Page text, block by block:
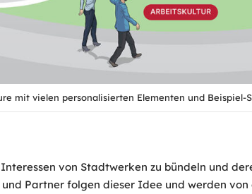
mit vielen personalisierten Elementen und
von Stadtwerken zu bündeln und
Partner folgen dieser Idee und werden